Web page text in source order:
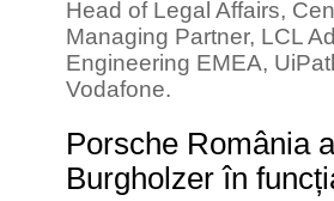
Head of Legal Affairs,
Managing Partner, LCL
Engineering EMEA,
Vodafone.
Porsche România
Burgholzer în